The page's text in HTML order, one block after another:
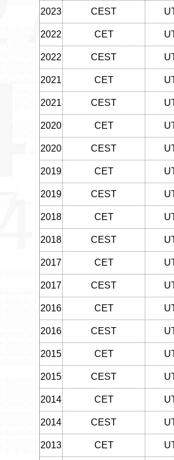
2023
CEST
2022
CET
2022
CEST
2021
CET
2021
CEST
2020
CET
2020
CEST
2019
CET
2019
CEST
2018
CET
2018
CEST
2017
CET
2017
CEST
2016
CET
2016
CEST
2015
CET
2015
CEST
2014
CET
2014
CEST
2013
CET